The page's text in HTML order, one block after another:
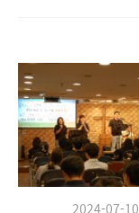
2024-07-10